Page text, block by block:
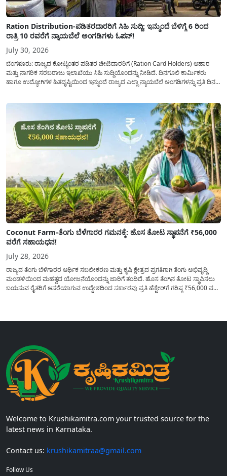
Ration Distribution-ಪಡಿತರದಾರರಿಗೆ ಸಿಹಿ ಸುದ್ದಿ: ಇನ್ಮುಂದೆ ಬೆಳಿಗ್ಗೆ 6 ರಿಂದ
ರಾತ್ರಿ 10 ರವರೆಗೆ ನ್ಯಾಯಬೆಲೆ ಅಂಗಡಿಗಳು ಓಪನ್!
July 30, 2026
ಬೆಂಗಳೂರು: ರಾಜ್ಯದ ಕೋಟ್ಯಂತರ ಪಡಿತರ ಚೀಟಿದಾರರಿಗೆ (Ration Card Holders) ಆಹಾರ
ಮತ್ತು ನಾಗರಿಕ ಸರಬರಾಜು ಇಲಾಖೆಯು ಸಿಹಿ ಸುದ್ದಿಯೊಂದನ್ನು ನೀಡಿದೆ. ದಿನಗೂಲಿ ಕಾರ್ಮಿಕರು
ಹಾಗೂ ಉದ್ಯೋಗಿಗಳ ಹಿತದೃಷ್ಟಿಯಿಂದ ಇನ್ಮುಂದೆ ರಾಜ್ಯದ ಎಲ್ಲಾ ನ್ಯಾಯಬೆಲೆ ಅಂಗಡಿಗಳನ್ನು ಪ್ರತಿ ದಿನ
Coconut Farm-ತೆಂಗು ಬೆಳೆಗಾರರ ಗಮನಕ್ಕೆ: ಹೊಸ ತೋಟ ಸ್ಥಾಪನೆಗೆ ₹56,000
ವರೆಗೆ ಸಹಾಯಧನ!
July 28, 2026
ರಾಜ್ಯದ ತೆಂಗು ಬೆಳೆಗಾರರ ಆರ್ಥಿಕ ಸಬಲೀಕರಣ ಮತ್ತು ಕೃಷಿ ಕ್ಷೇತ್ರದ ಪ್ರಗತಿಗಾಗಿ ತೆಂಗು ಅಭಿವೃದ್ದಿ
ಮಂಡಳಿಯಿಂದ ಮಹತ್ವದ ಯೋಜನೆಯೊಂದನ್ನು ಜಾರಿಗೆ ತಂದಿದೆ. ಹೊಸ ತೆಂಗಿನ ತೋಟ ಸ್ಥಾಪಿಸಲು
ಬಯಸುವ ರೈತರಿಗೆ ಆಸರೆಯಾಗುವ ಉದ್ದೇಶದಿಂದ ಸರ್ಕಾರವು ಪ್ರತಿ ಹೆಕ್ಟೇರ್‌ಗೆ ಗರಿಷ್ಠ ₹56,000 ವರೆಗೆ
Welcome to Krushikamitra.com your trusted source for the
latest news in Karnataka.
Contact us: krushikamitraa@gmail.com
Follow Us